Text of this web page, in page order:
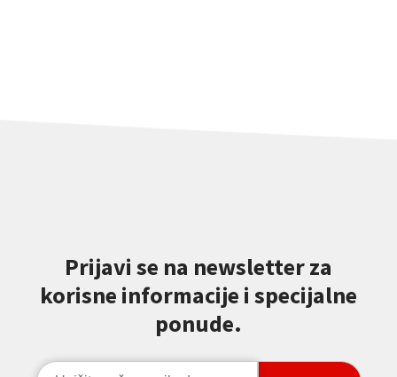
Prijavi se na newsletter za
korisne informacije i specijalne
ponude.